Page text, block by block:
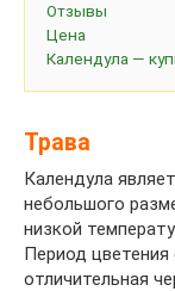
Отзывы
Цена
Календула —
Трава
Календула
небольшого
низкой
Период цветения
отличительная